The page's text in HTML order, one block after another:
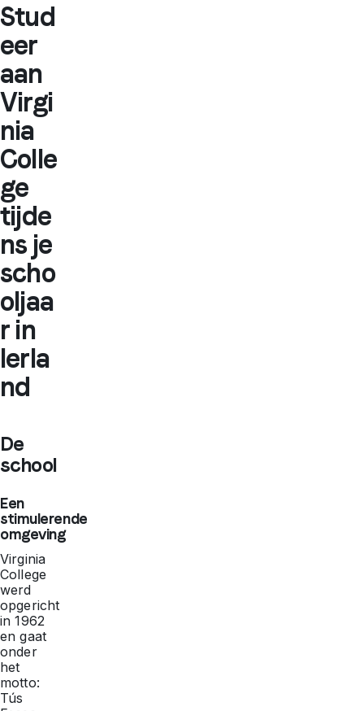
Stud
eer
aan
Virgi
nia
Colle
ge
tijde
ns je
scho
oljaa
r in
Ierla
nd
De
school
Een
stimulerende
omgeving
Virginia
College
werd
opgericht
in 1962
en gaat
onder
het
motto:
Tús